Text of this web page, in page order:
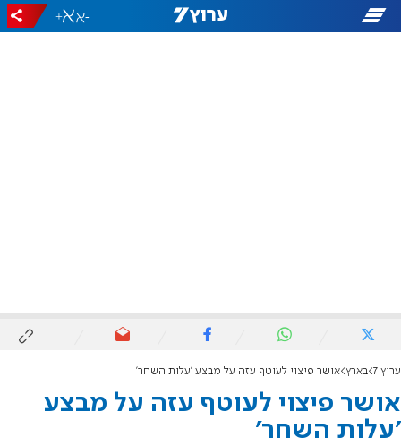
-
+
ערוץ 7 בארץ אושר פיצוי לעוטף עזה על מבצע 'עלות השחר'
אושר פיצוי לעוטף עזה על מבצע
'עלות השחר'